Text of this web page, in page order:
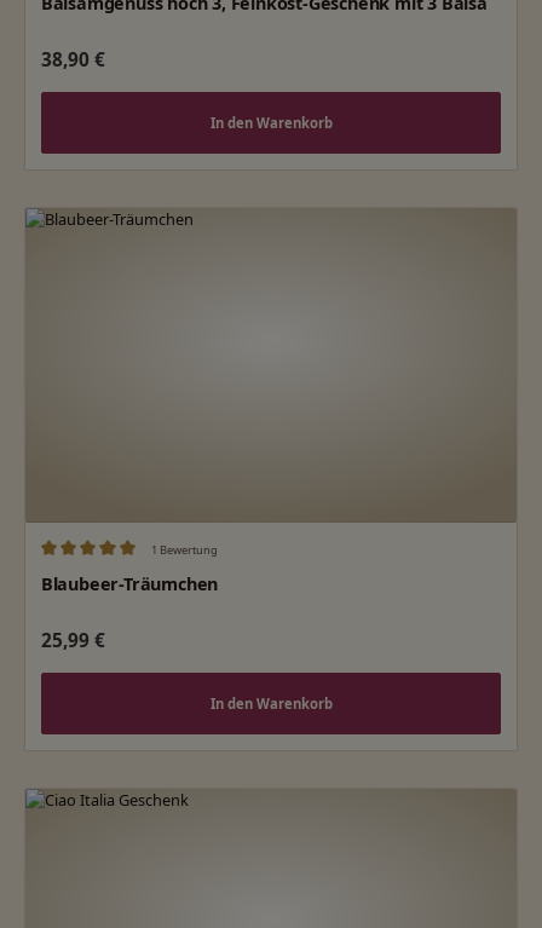
Regulärer Preis:
38,90 €
In den Warenkorb
1 Bewertung
Blaubeer-Träumchen
Regulärer Preis:
25,99 €
In den Warenkorb